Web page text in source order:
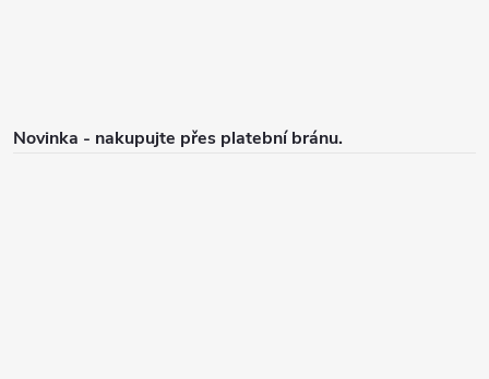
Novinka - nakupujte přes platební bránu.